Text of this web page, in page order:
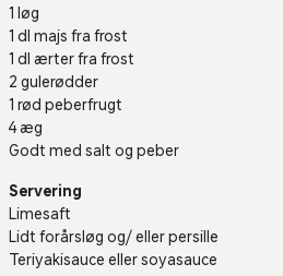
1 løg
1 dl majs fra frost
1 dl ærter fra frost
2 gulerødder
1 rød peberfrugt
4 æg
Godt med salt og peber
Servering
Limesaft
Lidt forårsløg og/ eller persille
Teriyakisauce eller soyasauce